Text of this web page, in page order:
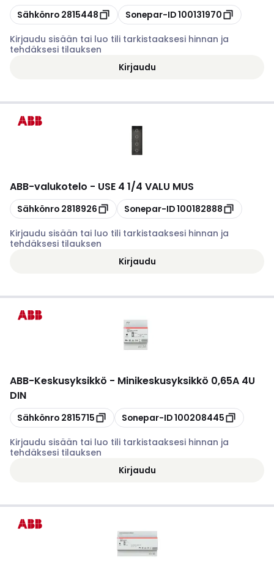
Kopioi
Sähkönro 2815448 Kopioi
Sonepar-ID100131970
Kirjaudu sisään tai luo tili tarkistaaksesi hinnan ja
tehdäksesi tilauksen
Kirjaudu
ABB-valukotelo - USE 4 1/4 VALU MUS
Kopioi
Sähkönro 2818926 Kopioi
Sonepar-ID100182888
Kirjaudu sisään tai luo tili tarkistaaksesi hinnan ja
tehdäksesi tilauksen
Kirjaudu
ABB-Keskusyksikkö - Minikeskusyksikkö 0,65A 4U
DIN
Kopioi
Sähkönro 2815715 Kopioi
Sonepar-ID100208445
Kirjaudu sisään tai luo tili tarkistaaksesi hinnan ja
tehdäksesi tilauksen
Kirjaudu